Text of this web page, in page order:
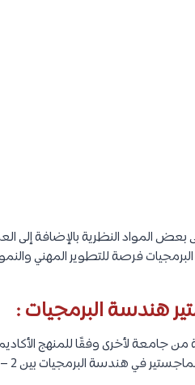
بعض المواد النظرية بالإضافة
فرصة للتطوير المهني
هندسة البرمجيات :
جامعة لأخرى وفقًا للمنهج
في هندسة البرمجيات بين 2 – 3 سنوات.